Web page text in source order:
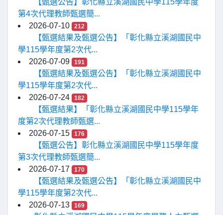
【甄選公告】彰化縣立溪湖國民中學115學年度
第4次代理教師甄選簡...
2026-07-10
212
【甄選結果及甄選公告】「彰化縣立溪湖國民中
學115學年度第2次代...
2026-07-09
191
【甄選結果及甄選公告】「彰化縣立溪湖國民中
學115學年度第2次代...
2026-07-24
182
【甄選結果】「彰化縣立溪湖國民中學115學年
度第2次代理教師甄選...
2026-07-15
176
【甄選公告】彰化縣立溪湖國民中學115學年度
第3次代理教師甄選簡...
2026-07-17
170
【甄選結果及甄選公告】「彰化縣立溪湖國民中
學115學年度第2次代...
2026-07-13
169